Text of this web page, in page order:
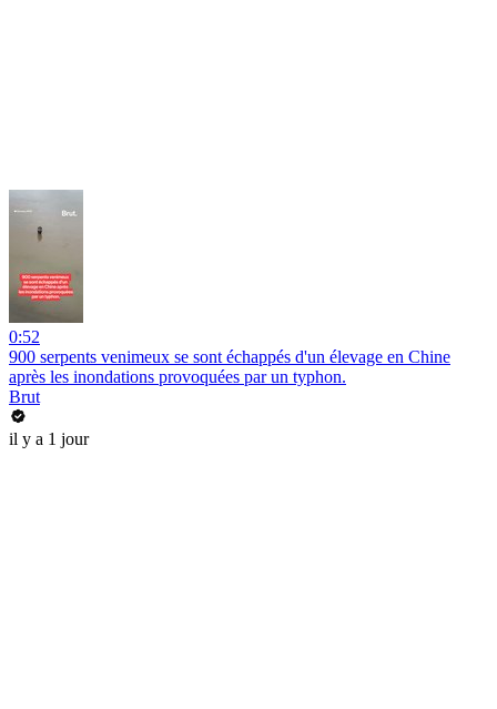
0:52
900 serpents venimeux se sont échappés d'un élevage en Chine
après les inondations provoquées par un typhon.
Brut
il y a 1 jour